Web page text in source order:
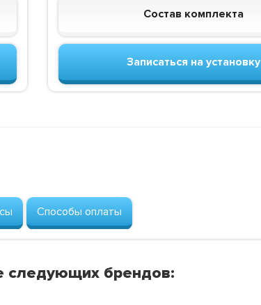
Состав комплекта
Записаться на установку
Способы оплаты
следующих брендов: